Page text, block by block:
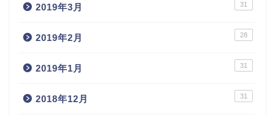
2019年3月 31
2019年2月 28
2019年1月 31
2018年12月 31